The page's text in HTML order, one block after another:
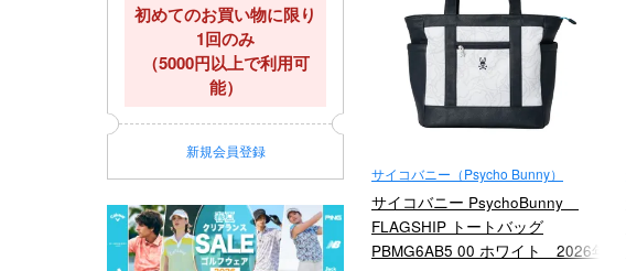
初めてのお買い物に限り
1回のみ
（5000円以上で利用可
能）
新規会員登録
サイコバニー（Psycho Bunny）
サイコバニー PsychoBunny
FLAGSHIP トートバッグ
PBMG6AB5 00 ホワイト 2026年